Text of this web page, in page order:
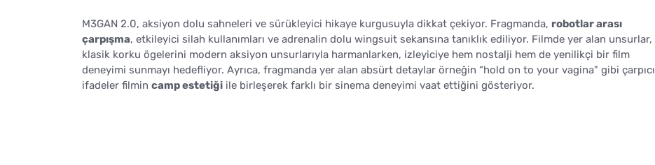
M3GAN 2.0, aksiyon dolu sahneleri ve sürükleyici hikaye kurgusuyla dikkat çekiyor. Fragmanda, robotlar arası
çarpışma, etkileyici silah kullanımları ve adrenalin dolu wingsuit sekansına tanıklık ediliyor. Filmde yer alan unsurlar,
klasik korku ögelerini modern aksiyon unsurlarıyla harmanlarken, izleyiciye hem nostalji hem de yenilikçi bir film
deneyimi sunmayı hedefliyor. Ayrıca, fragmanda yer alan absürt detaylar örneğin “hold on to your vagina" gibi çarpıcı
ifadeler filmin camp estetiği ile birleşerek farklı bir sinema deneyimi vaat ettiğini gösteriyor.